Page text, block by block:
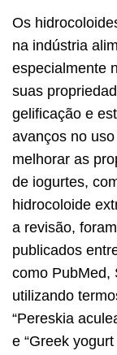
Os
na indústria
especialmente
suas
gelificação e
avanços no
melhorar as
de iogurtes,
hidrocoloide
a revisão,
publicados
como PubMed,
utilizando
“Pereskia
e “Greek